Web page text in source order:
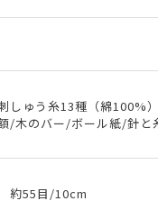
しゅう糸13種（綿100%
/木のバー/ボール紙/針と
約55目/10cm